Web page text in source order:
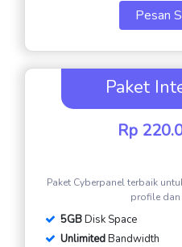
Pesan
Paket
Rp
Paket Cyberpanel terbaik
profile
5GBDisk Space
UnlimitedBandwidth